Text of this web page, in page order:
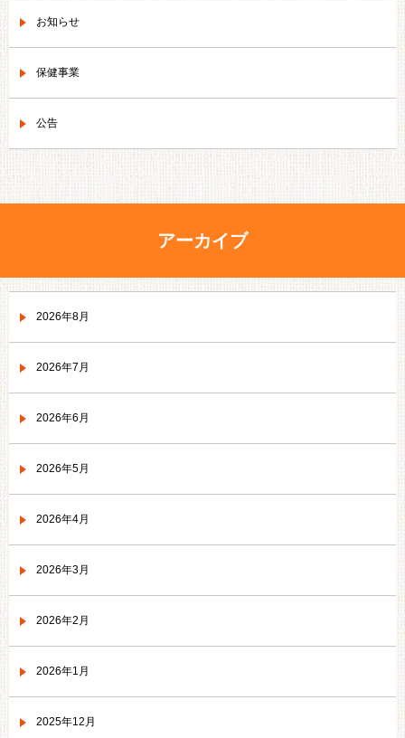
お知らせ
保健事業
公告
アーカイブ
2026年8月
2026年7月
2026年6月
2026年5月
2026年4月
2026年3月
2026年2月
2026年1月
2025年12月